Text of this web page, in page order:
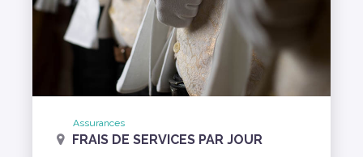
Assurances
FRAIS DE SERVICES PAR JOUR